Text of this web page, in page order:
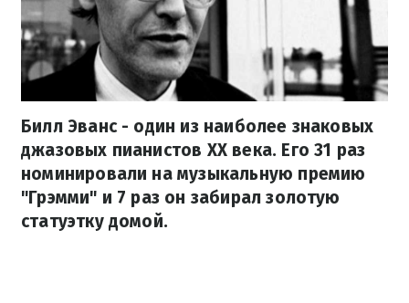
Билл Эванс - один из наиболее знаковых
джазовых пианистов ХХ века. Его 31 раз
номинировали на музыкальную премию
"Грэмми" и 7 раз он забирал золотую
статуэтку домой.